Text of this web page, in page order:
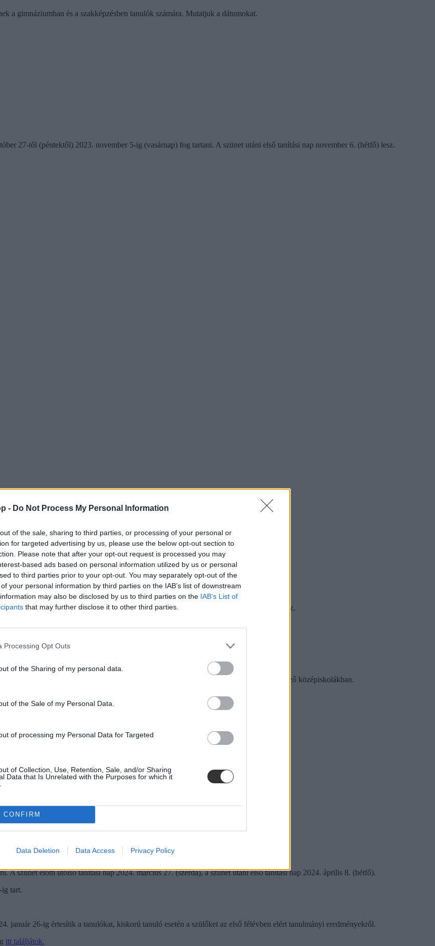
- Do Not Process My Personal Information
of the sale, sharing to third parties, or processing of your personal or
for targeted advertising by us, please use the below opt-out section to
Please note that after your opt-out request is processed you may
based ads based on personal information utilized by us or personal
to third parties prior to your opt-out. You may separately opt-out of the
your personal information by third parties on the IAB’s list of downstream
may also be disclosed by us to third parties on the IAB’s List of
that may further disclose it to other third parties.
Processing Opt Outs
of the Sharing of my personal data.
of the Sale of my Personal Data.
of processing my Personal Data for Targeted
of Collection, Use, Retention, Sale, and/or Sharing
Data that Is Unrelated with the Purposes for which it
CONFIRM
Data Deletion Data Access Privacy Policy
a gimnáziumban és a szakképzésben tanulók számára. Mutatjuk a dátumokat.
27-től (péntektől) 2023. november 5-ig (vasárnap) fog tartani. A szünet utáni első tanítási nap november 6. (hétfő) lesz.
és 2024. január 7-én ér véget. A szünet utáni első tanítási nap 2024. január 8. (hétfő) lesz.
2024. január 2-ig (keddig) fog tartani, tehát valamivel rövidebb lesz, mint a nem szakképző középiskolákban.
A szünet előtti utolsó tanítási nap 2024. március 27. (szerda), a szünet utáni első tanítási nap 2024. április 8. (hétfő).
ig tart.
január 26-ig értesítik a tanulókat, kiskorú tanuló esetén a szülőket az első félévben elért tanulmányi eredményekről.
itt találjátok.